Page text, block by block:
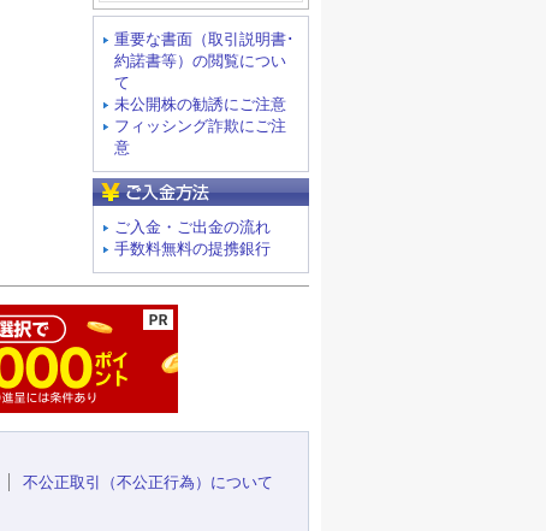
重要な書面（取引説明書･
約諾書等）の閲覧につい
て
未公開株の勧誘にご注意
フィッシング詐欺にご注
意
ご入金・ご出金の流れ
手数料無料の提携銀行
不公正取引（不公正行為）について